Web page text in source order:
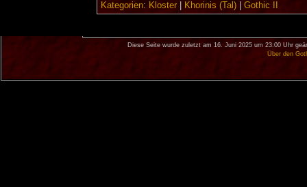
Kategorien: Kloster| Khorinis (Tal)| Gothic II
Diese Seite wurde zuletzt am 16. Juni 2025 um 23:00 Uhr
Über den